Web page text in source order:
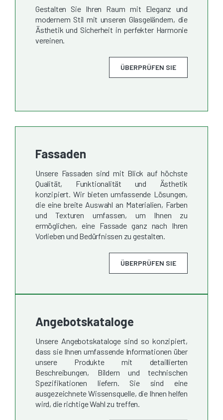
Gestalten Sie Ihren Raum mit Eleganz und
modernem Stil mit unseren Glasgeländern, die
Ästhetik und Sicherheit in perfekter Harmonie
vereinen.
ÜBERPRÜFEN SIE
Fassaden
Unsere Fassaden sind mit Blick auf höchste
Qualität, Funktionalität und Ästhetik
konzipiert. Wir bieten umfassende Lösungen,
die eine breite Auswahl an Materialien, Farben
und Texturen umfassen, um Ihnen zu
ermöglichen, eine Fassade ganz nach Ihren
Vorlieben und Bedürfnissen zu gestalten.
ÜBERPRÜFEN SIE
Angebotskataloge
Unsere Angebotskataloge sind so konzipiert,
dass sie Ihnen umfassende Informationen über
unsere Produkte mit detaillierten
Beschreibungen, Bildern und technischen
Spezifikationen liefern. Sie sind eine
ausgezeichnete Wissensquelle, die Ihnen helfen
wird, die richtige Wahl zu treffen.